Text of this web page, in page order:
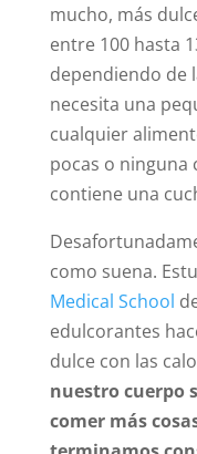
mucho, más
entre 100 hasta
dependiendo de
necesita una
cualquier
pocas o ninguna
contiene una
como suena.
Medical School
edulcorantes
dulce con las
nuestro cuerpo
comer más